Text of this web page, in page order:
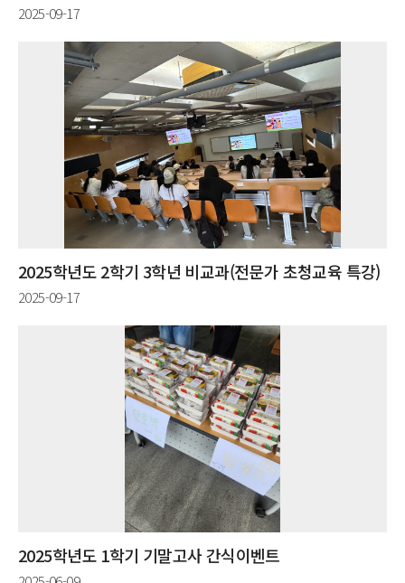
2025-09-17
2025학년도 2학기 3학년 비교과(전문가 초청교육 특강)
2025-09-17
2025학년도 1학기 기말고사 간식이벤트